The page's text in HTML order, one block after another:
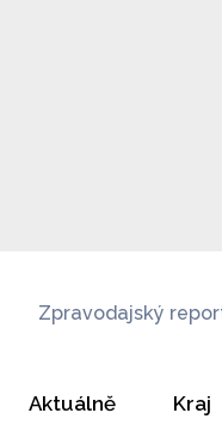
Zpravodajský
Aktuálně Kraj